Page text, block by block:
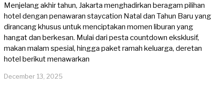
Menjelang akhir tahun, Jakarta menghadirkan beragam pilihan
hotel dengan penawaran staycation Natal dan Tahun Baru yang
dirancang khusus untuk menciptakan momen liburan yang
hangat dan berkesan. Mulai dari pesta countdown eksklusif,
makan malam spesial, hingga paket ramah keluarga, deretan
hotel berikut menawarkan
December 13, 2025